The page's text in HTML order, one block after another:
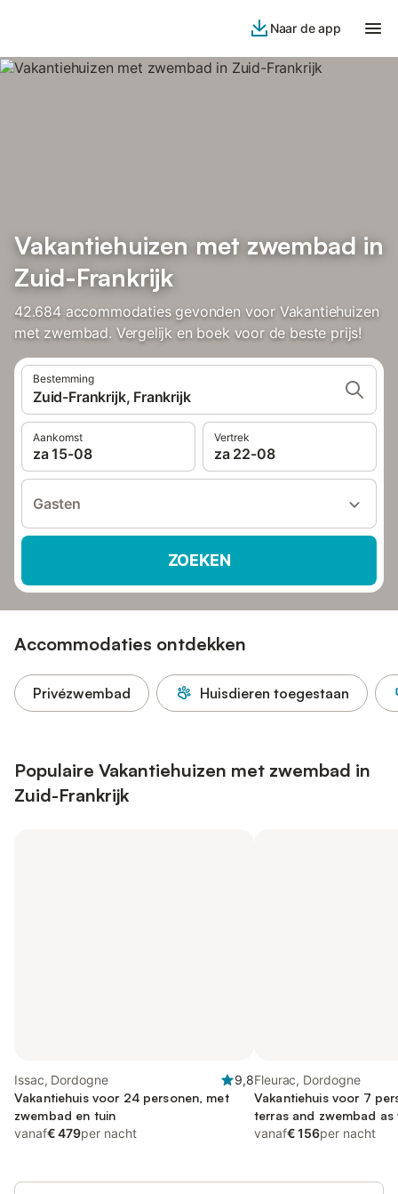
Naar de app
Vakantiehuizen met zwembad in
Zuid-Frankrijk
42.684 accommodaties gevonden voor Vakantiehuizen
met zwembad. Vergelijk en boek voor de beste prijs!
Bestemming
Zuid-Frankrijk, Frankrijk
Aankomst
za 15-08
Vertrek
za 22-08
Gasten
ZOEKEN
Accommodaties ontdekken
Privézwembad Huisdieren toegestaan
Populaire Vakantiehuizen met zwembad in
Zuid-Frankrijk
Issac, Dordogne
9,8
Vakantiehuis voor 24 personen, met
zwembad en tuin
vanaf€ 479per nacht
Fleurac, Dordogne
Vakantiehuis voor 7
terras and zwembad as
vanaf€ 156per nacht